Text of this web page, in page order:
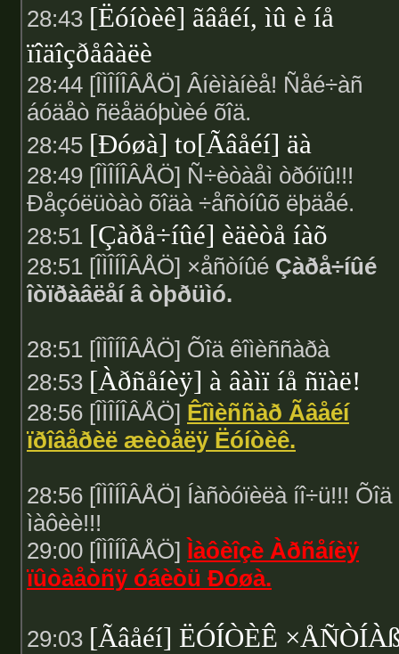
28:43 [Ëóíòèê] ãâåéí, ìû è íå
ïîäîçðåâàëè
28:44 [ÎÌÎÍÎÂÅÖ] Âíèìàíèå! Ñåé÷àñ
áóäåò ñëåäóþùèé õîä.
28:45 [Ðóøà] to[Ãâåéí] äà
28:49 [ÎÌÎÍÎÂÅÖ] Ñ÷èòàåì òðóïû!!!
Ðåçóëüòàò õîäà ÷åñòíûõ ëþäåé.
28:51 [Çàðå÷íûé] èäèòå íàõ
28:51 [ÎÌÎÍÎÂÅÖ] ×åñòíûé Çàðå÷íûé
îòïðàâëåí â òþðüìó.
28:51 [ÎÌÎÍÎÂÅÖ] Õîä êîìèññàðà
28:53 [Àðñåíèÿ] à âàìï íå ñïàë!
28:56 [ÎÌÎÍÎÂÅÖ] Êîìèññàð Ãâåéí
ïðîâåðèë æèòåëÿ Ëóíòèê.
28:56 [ÎÌÎÍÎÂÅÖ] Íàñòóïèëà íî÷ü!!! Õîä
ìàôèè!!!
29:00 [ÎÌÎÍÎÂÅÖ] Ìàôèîçè Àðñåíèÿ
ïûòàåòñÿ óáèòü Ðóøà.
29:03 [Ãâåéí] ËÓÍÒÈÊ